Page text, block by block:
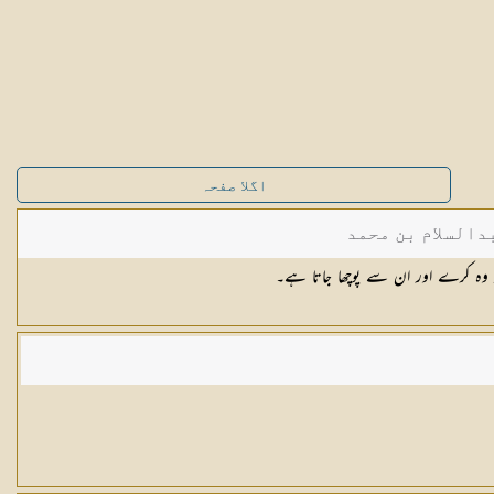
اگلا صفحہ
بن محمد
وہ کرے اور ان سے پوچھا جاتا ہے۔